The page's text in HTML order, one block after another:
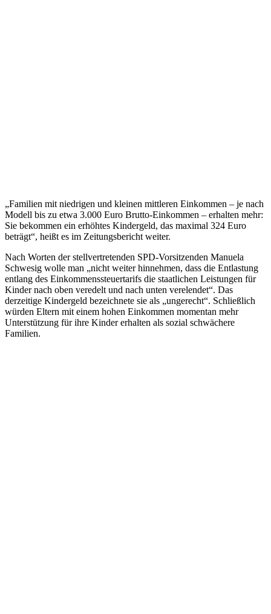
„Familien mit niedrigen und kleinen mittleren Einkommen – je nach
Modell bis zu etwa 3.000 Euro Brutto-Einkommen – erhalten mehr:
Sie bekommen ein erhöhtes Kindergeld, das maximal 324 Euro
beträgt“, heißt es im Zeitungsbericht weiter.
Nach Worten der stellvertretenden SPD-Vorsitzenden Manuela
Schwesig wolle man „nicht weiter hinnehmen, dass die Entlastung
entlang des Einkommenssteuertarifs die staatlichen Leistungen für
Kinder nach oben veredelt und nach unten verelendet“. Das
derzeitige Kindergeld bezeichnete sie als „ungerecht“. Schließlich
würden Eltern mit einem hohen Einkommen momentan mehr
Unterstützung für ihre Kinder erhalten als sozial schwächere
Familien.